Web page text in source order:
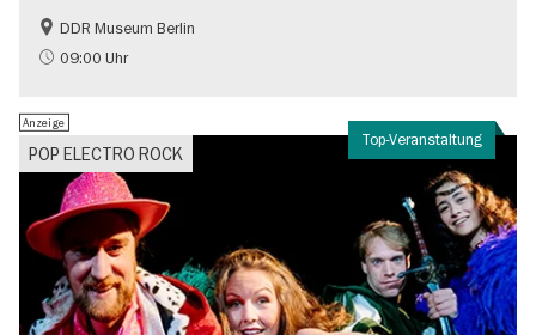
DDR-Geschichte
Politik & Gesellschaft
DDR Museum Berlin
09:00 Uhr
Top-Veranstaltung
POP ELECTRO ROCK
Anzeige